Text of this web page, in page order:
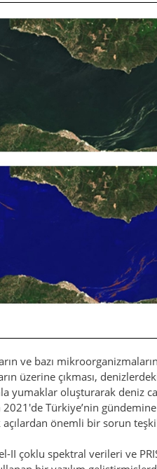
ve bazı
üzerine çıkması,
yumaklar oluşturarak deniz
Türkiye’nin
önemli bir sorun
II çoklu spektral verileri ve